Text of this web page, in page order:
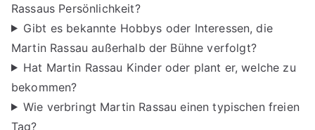
Rassaus Persönlichkeit?
Gibt es bekannte Hobbys oder Interessen, die
Martin Rassau außerhalb der Bühne verfolgt?
Hat Martin Rassau Kinder oder plant er, welche zu
bekommen?
Wie verbringt Martin Rassau einen typischen freien
Tag?